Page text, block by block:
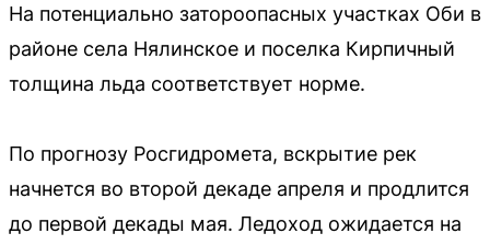
На потенциально затороопасных участках Оби в
районе села Нялинское и поселка Кирпичный
толщина льда соответствует норме.
По прогнозу Росгидромета, вскрытие рек
начнется во второй декаде апреля и продлится
до первой декады мая. Ледоход ожидается на